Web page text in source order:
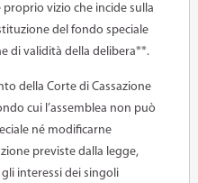
vizio che incide sulla
del fondo speciale
di validità della delibera**.
della Corte di Cassazione
cui l’assemblea non può
né modificarne
previste dalla legge,
interessi dei singoli